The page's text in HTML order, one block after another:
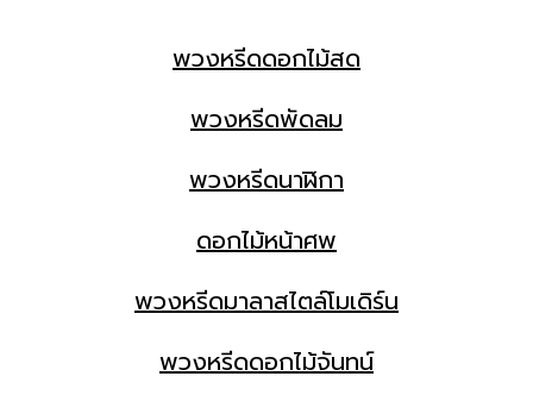
พวงหรีดดอกไม้สด
พวงหรีดพัดลม
พวงหรีดนาฬิกา
ดอกไม้หน้าศพ
พวงหรีดมาลาสไตล์โมเดิร์น
พวงหรีดดอกไม้จันทน์